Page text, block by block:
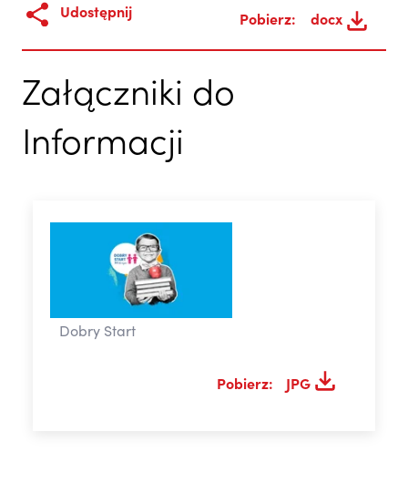
Udostępnij Pobierz: docx
Załączniki do
Informacji
Dobry Start
Pobierz: JPG